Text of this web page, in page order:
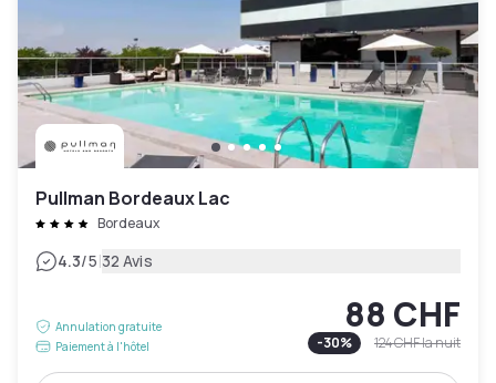
Pullman Bordeaux Lac
Bordeaux
4.3/5|32 Avis
Annulation gratuite
Paiement à l'hôtel
88 CHF
-30% 124 CHFla nuit